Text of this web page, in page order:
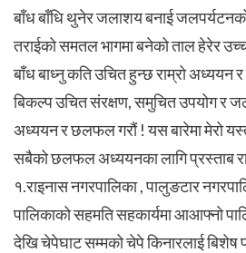
बाँध बाँधि थुनेर जलाशय बनाई
तराईको समतल भागमा बनेको ताल हेरेर
बाँध बाध्नु कति उचित हुन्छ राम्रो
बिकल्प उचित संरक्षण, समुचित उपयोग र
अध्ययन र छलफल गरौं ! यस बारेमा मेरो
सबैको छलफल अध्ययनका लागि प्रस्ताब
१.राइनास नगरपालिका , पालुङटार
पालिकाको सहमति सहकार्यमा आआफ्नो
देखि चेपेघाट सम्मको चेपे किनारलाई बिशेष